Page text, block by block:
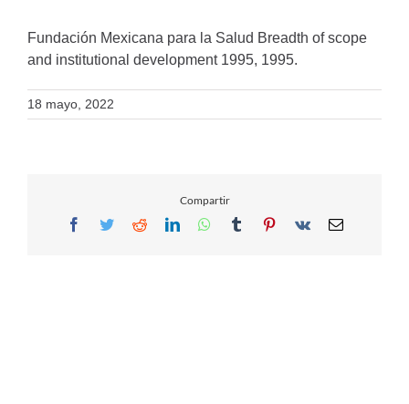
Fundación Mexicana para la Salud Breadth of scope
and institutional development 1995, 1995.
18 mayo, 2022
Compartir
Facebook
TwitterRedditLinkedInWhatsApp
TumblrPinterest
Vk Email